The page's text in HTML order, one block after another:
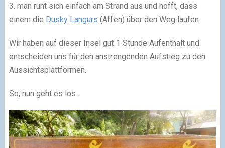
3. man ruht sich einfach am Strand aus und hofft, dass
einem die Dusky Langurs (Affen) über den Weg laufen.
Wir haben auf dieser Insel gut 1 Stunde Aufenthalt und
entscheiden uns für den anstrengenden Aufstieg zu den
Aussichtsplattformen.
So, nun geht es los…